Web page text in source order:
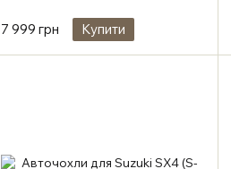
7 999 грн Купити